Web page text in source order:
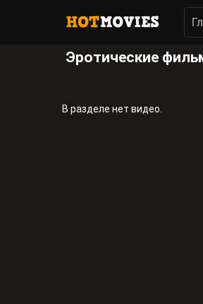
Эротические
В разделе нет видео.